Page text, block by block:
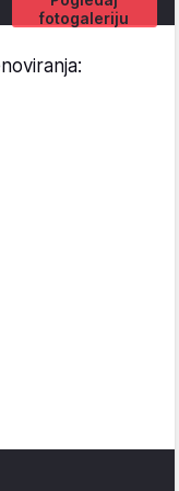
fotogaleriju